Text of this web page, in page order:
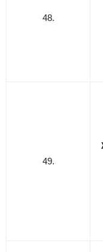
48.
49.